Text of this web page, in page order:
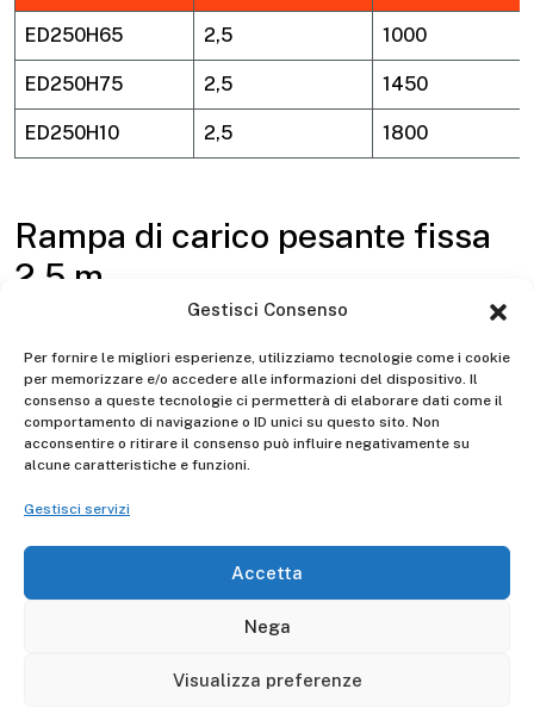
Gestisci Consenso
Per fornire le migliori esperienze, utilizziamo tecnologie come i cookie
per memorizzare e/o accedere alle informazioni del dispositivo. Il
consenso a queste tecnologie ci permetterà di elaborare dati come il
comportamento di navigazione o ID unici su questo sito. Non
acconsentire o ritirare il consenso può influire negativamente su
alcune caratteristiche e funzioni.
Gestisci servizi
Accetta
Nega
Visualizza preferenze
ED250H65 2,5 1000
ED250H75 2,5 1450
ED250H10 2,5 1800
Rampa di carico pesante fissa
2.5 m
EN1398 Alluminio
Manufacturer - Gierre Made in Italy 2 anni
Descrizione
truttura ad alta resistenza disponibile in
diverse larghezze.
l'ancoraggio al veicolo su cui deve essere appoggiata.